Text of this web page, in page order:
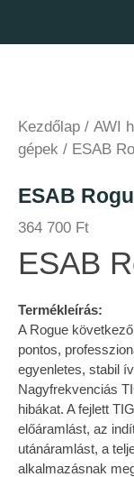
Kezdőlap / AWI
gépek / ESAB
ESAB
364 700 Ft
ESAB
Termékleírás:
A Rogue
pontos,
egyenletes, stabil
Nagyfrekvenciás
hibákat. A fejlett
előáramlást, az
utánáramlást, a
alkalmazásnak